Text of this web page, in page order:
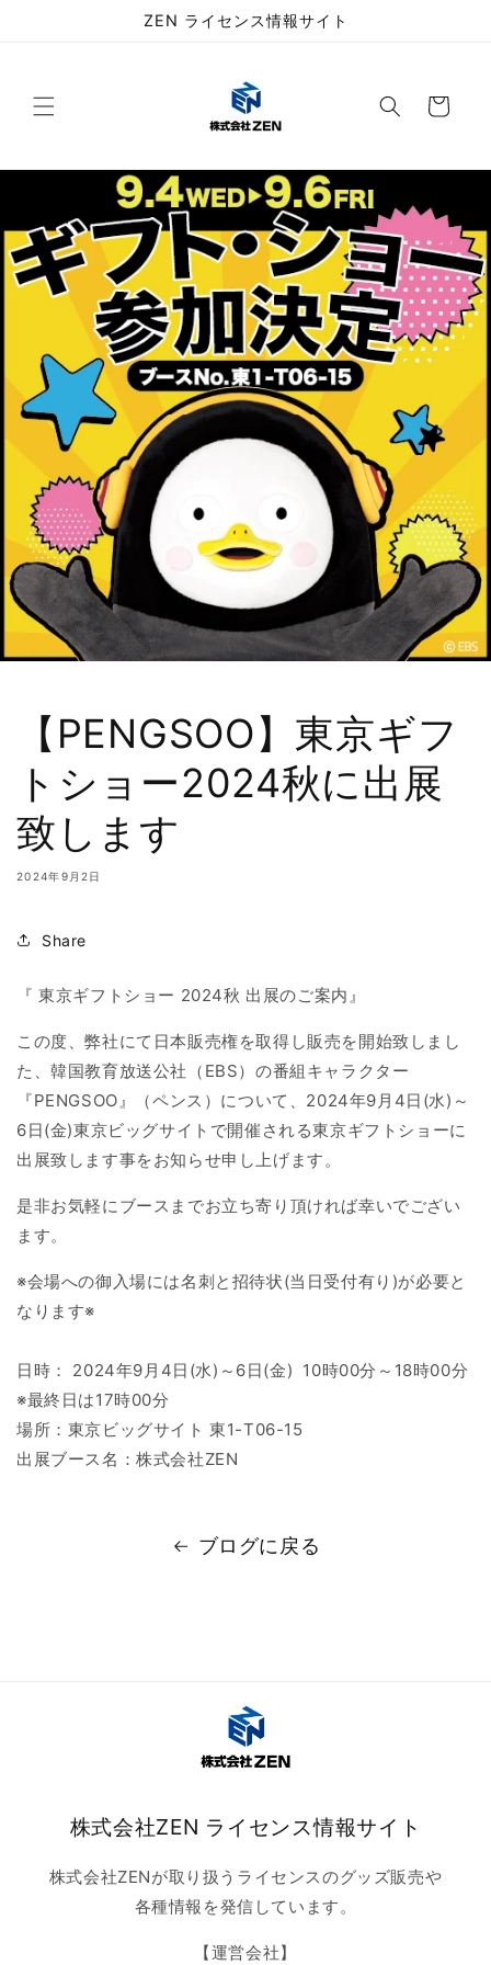
ZEN ライセンス情報サイト
ー
【PENGSOO】東京ギフ
トショー2024秋に出展
致します
2024年9月2日
Share
『 東京ギフトショー 2024秋 出展のご案内』
この度、弊社にて日本販売権を取得し販売を開始致しまし
た、韓国教育放送公社（EBS）の番組キャラクター
『PENGSOO』（ペンス）について、 2024年9月4日(水)～
6日(金)東京ビッグサイトで開催される東京ギフトショーに
出展致します事をお知らせ申し上げます。
是非お気軽にブースまでお立ち寄り頂ければ幸いでござい
ます。
※会場への御入場には名刺と招待状(当日受付有り)が必要と
なります※
日時： 2024年9月4日(水)～6日(金) 10時00分～18時00分
※最終日は17時00分
場所：東京ビッグサイト 東1-T06-15
出展ブース名：株式会社ZEN
ブログに戻る
株式会社ZEN ライセンス情報サイト
株式会社ZENが取り扱うライセンスのグッズ販売や
各種情報を発信しています。
【運営会社】